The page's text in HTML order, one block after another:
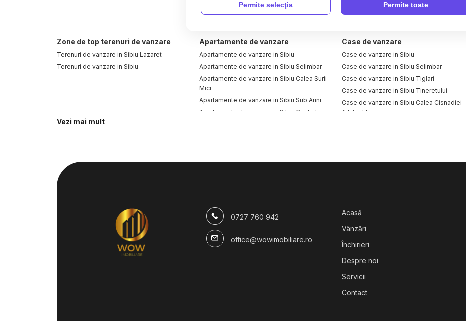
Zone de top terenuri de vanzare
Terenuri de vanzare in Sibiu Lazaret
Terenuri de vanzare in Sibiu
Apartamente de vanzare
Apartamente de vanzare in Sibiu
Apartamente de vanzare in Sibiu Selimbar
Apartamente de vanzare in Sibiu Calea Surii
Mici
Apartamente de vanzare in Sibiu Sub Arini
Apartamente de vanzare in Sibiu Centrul
Case de vanzare
Case de vanzare in Sibiu
Case de vanzare in Sibiu Selimbar
Case de vanzare in Sibiu Tiglari
Case de vanzare in Sibiu Tineretului
Case de vanzare in Sibiu Calea Cisnadiei -
Arhitectilor
Spatii comerciale de vanzare in Sibiu Calea
Surii Mici
Vezi mai mult
0727 760 942
office@wowimobiliare.ro
Acasă
Vânzări
Închirieri
Despre noi
Servicii
Contact
Permite selecţia Permite toate